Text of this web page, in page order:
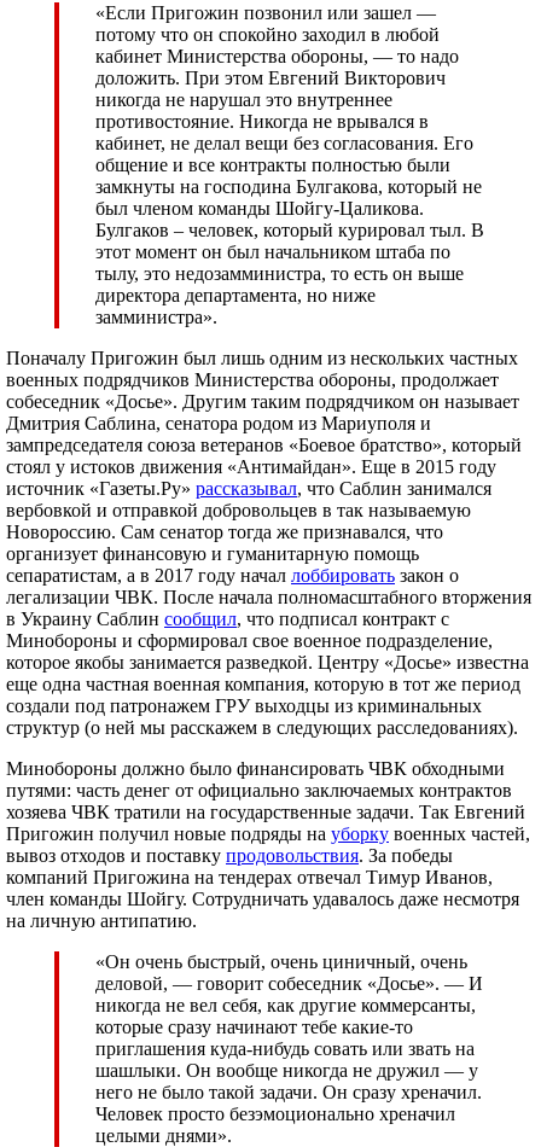
«Если Пригожин позвонил или зашел —
потому что он спокойно заходил в любой
кабинет Министерства обороны, — то надо
доложить. При этом Евгений Викторович
никогда не нарушал это внутреннее
противостояние. Никогда не врывался в
кабинет, не делал вещи без согласования. Его
общение и все контракты полностью были
замкнуты на господина Булгакова, который не
был членом команды Шойгу-Цаликова.
Булгаков – человек, который курировал тыл. В
этот момент он был начальником штаба по
тылу, это недозамминистра, то есть он выше
директора департамента, но ниже
замминистра».
Поначалу Пригожин был лишь одним из нескольких частных
военных подрядчиков Министерства обороны, продолжает
собеседник «Досье». Другим таким подрядчиком он называет
Дмитрия Саблина, сенатора родом из Мариуполя и
зампредседателя союза ветеранов «Боевое братство», который
стоял у истоков движения «Антимайдан». Еще в 2015 году
источник «Газеты.Ру» рассказывал, что Саблин занимался
вербовкой и отправкой добровольцев в так называемую
Новороссию. Сам сенатор тогда же признавался, что
организует финансовую и гуманитарную помощь
сепаратистам, а в 2017 году начал лоббировать закон о
легализации ЧВК. После начала полномасштабного вторжения
в Украину Саблин сообщил, что подписал контракт с
Минобороны и сформировал свое военное подразделение,
которое якобы занимается разведкой. Центру «Досье» известна
еще одна частная военная компания, которую в тот же период
создали под патронажем ГРУ выходцы из криминальных
структур (о ней мы расскажем в следующих расследованиях).
Минобороны должно было финансировать ЧВК обходными
путями: часть денег от официально заключаемых контрактов
хозяева ЧВК тратили на государственные задачи. Так Евгений
Пригожин получил новые подряды на уборку военных частей,
вывоз отходов и поставку продовольствия. За победы
компаний Пригожина на тендерах отвечал Тимур Иванов,
член команды Шойгу. Сотрудничать удавалось даже несмотря
на личную антипатию.
«Он очень быстрый, очень циничный, очень
деловой, — говорит собеседник «Досье». — И
никогда не вел себя, как другие коммерсанты,
которые сразу начинают тебе какие-то
приглашения куда-нибудь совать или звать на
шашлыки. Он вообще никогда не дружил — у
него не было такой задачи. Он сразу хреначил.
Человек просто безэмоционально хреначил
целыми днями».